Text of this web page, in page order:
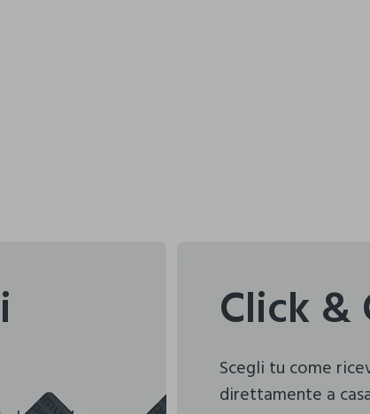
Click &
Scegli tu come
direttamente a